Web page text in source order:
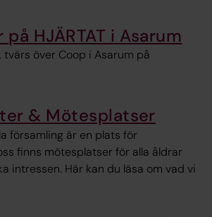
HJÄRTAT i Asarum
tvärs över Coop i Asarum på
& Mötesplatser
församling är en plats för
finns mötesplatser för alla åldrar
intressen. Här kan du läsa om vad vi